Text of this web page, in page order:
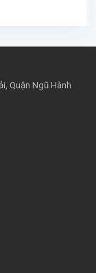
Quận Ngũ Hành